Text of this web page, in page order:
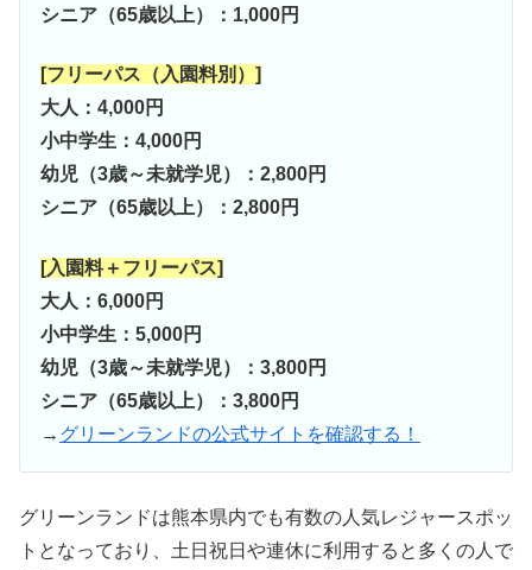
シニア（65歳以上）：1,000円
[フリーパス（入園料別）]
大人：4,000円
小中学生：4,000円
幼児（3歳～未就学児）：2,800円
シニア（65歳以上）：2,800円
[入園料＋フリーパス]
大人：6,000円
小中学生：5,000円
幼児（3歳～未就学児）：3,800円
シニア（65歳以上）：3,800円
→ グリーンランドの公式サイトを確認する！
グリーンランドは熊本県内でも有数の人気レジャースポッ
トとなっており、土日祝日や連休に利用すると多くの人で